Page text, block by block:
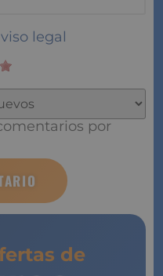
legal
por
de